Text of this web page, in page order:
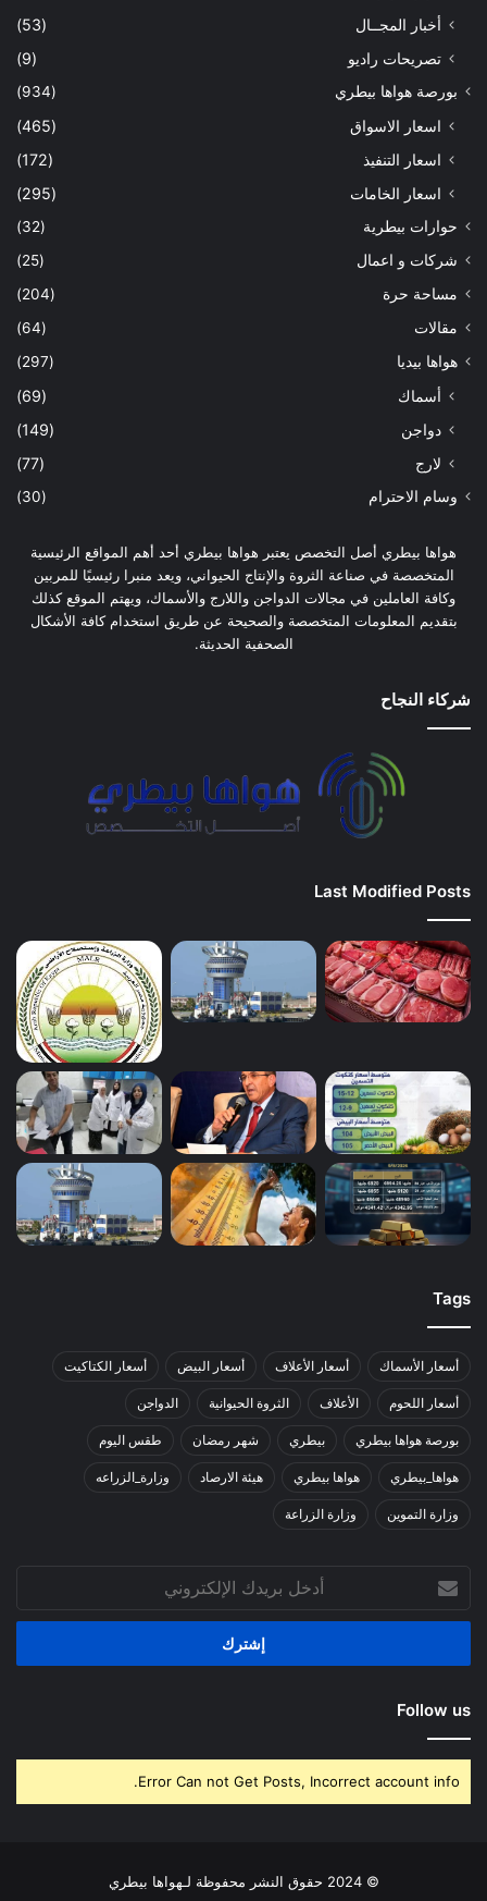
أخبار المجــال
(53)
تصريحات راديو
(9)
بورصة هواها بيطري (934)
اسعار الاسواق
(465)
اسعار التنفيذ
(172)
اسعار الخامات
(295)
حوارات بيطرية
(32)
شركات و اعمال
(25)
مساحة حرة
(204)
مقالات
(64)
هواها بيديا
(297)
أسماك
(69)
دواجن
(149)
لارج
(77)
وسام الاحترام (30)
هواها بيطري أصل التخصص يعتبر هواها بيطري أحد أهم المواقع الرئيسية
المتخصصة في صناعة الثروة والإنتاج الحيواني، ويعد منبرا رئيسيًا للمربين
وكافة العاملين في مجالات الدواجن واللارج والأسماك، ويهتم الموقع كذلك
بتقديم المعلومات المتخصصة والصحيحة عن طريق استخدام كافة الأشكال
الصحفية الحديثة.
شركاء النجاح
Last Modified Posts
Tags
أسعار الأسماك أسعار الأعلاف أسعار البيض أسعار الكتاكيت
أسعار اللحوم الأعلاف الثروة الحيوانية الدواجن
بورصة هواها بيطري بيطري شهر رمضان طقس اليوم
هواها_بيطري هواها بيطري هيئة الارصاد وزارة_الزراعه
وزارة التموين وزارة الزراعة
بريدك
الإلكتروني
Follow us
Error Can not Get Posts, Incorrect account info.
© 2024 حقوق النشر محفوظة لـهواها بيطري